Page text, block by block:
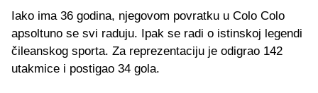
Iako ima 36 godina, njegovom povratku u Colo Colo
apsoltuno se svi raduju. Ipak se radi o istinskoj legendi
čileanskog sporta. Za reprezentaciju je odigrao 142
utakmice i postigao 34 gola.